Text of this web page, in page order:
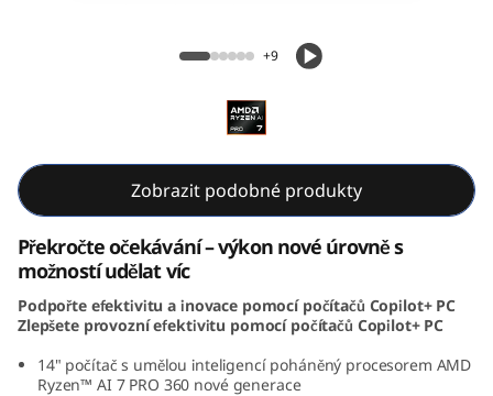
G
e
n
+9
Zobrazit podobné produkty
Překročte očekávání – výkon nové úrovně s
možností udělat víc
Podpořte efektivitu a inovace pomocí počítačů Copilot+ PC
Zlepšete provozní efektivitu pomocí počítačů Copilot+ PC
14" počítač s umělou inteligencí poháněný procesorem AMD
Ryzen™ AI 7 PRO 360 nové generace